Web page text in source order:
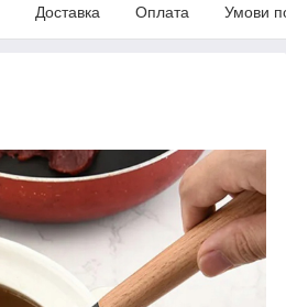
Доставка Оплата Умови